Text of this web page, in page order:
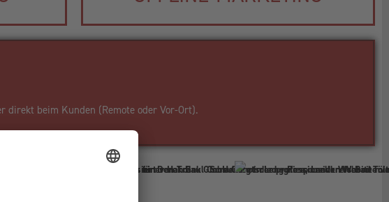
beim Kunden (Remote oder Vor-Ort).